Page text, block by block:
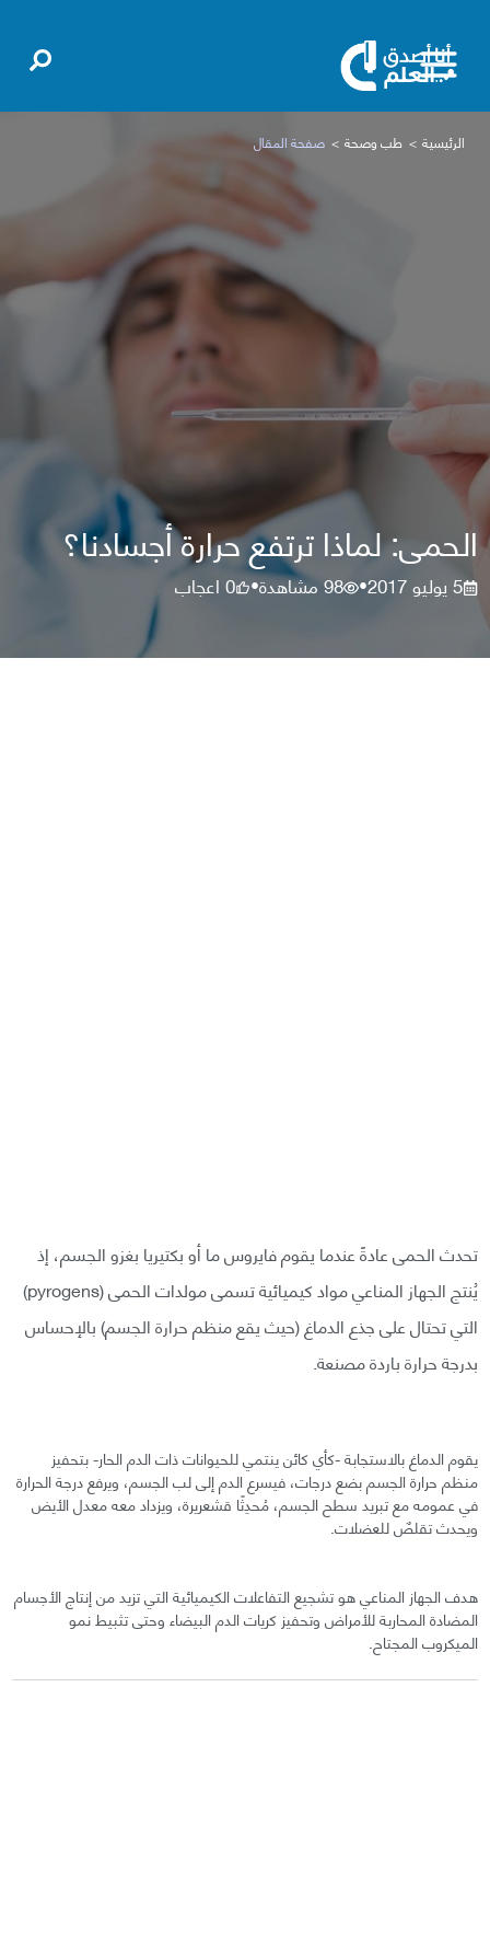
الرئيسية طب وصحة صفحة المقال
الحمى: لماذا ترتفع حرارة أجسادنا؟
5 يوليو 2017 •
98مشاهدة•
0اعجاب
تحدث الحمى عادةً عندما يقوم فايروس ما أو بكتيريا بغزو الجسم، إذ
يُنتج الجهاز المناعي مواد كيميائية تسمى مولدات الحمى (pyrogens)
التي تحتال على جذع الدماغ (حيث يقع منظم حرارة الجسم) بالإحساس
بدرجة حرارة باردة مصنعة.
يقوم الدماغ بالاستجابة -كأي كائن ينتمي للحيوانات ذات الدم الحار- بتحفيز
منظم حرارة الجسم بضع درجات، فيسرع الدم إلى لب الجسم، ويرفع درجة الحرارة
في عمومه مع تبريد سطح الجسم، مُحدِثًا قشعريرة، ويزداد معه معدل الأيض
ويحدث تقلصٌ للعضلات.
هدف الجهاز المناعي هو تشجيع التفاعلات الكيميائية التي تزيد من إنتاج الأجسام
المضادة المحاربة للأمراض وتحفيز كريات الدم البيضاء وحتى تثبيط نمو
الميكروب المجتاح.